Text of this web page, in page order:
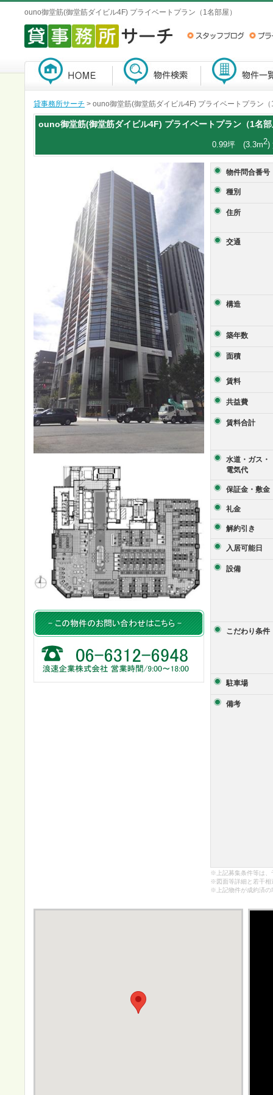
ouno御堂筋(御堂筋ダイビル4F) プライベートプラン（1名部屋）
貸事務所サーチ > ouno御堂筋(御堂筋ダイビル4F) プライベートプラン
ouno御堂筋(御堂筋ダイビル4F) プライベートプラン（1名
0.99坪 (3.3m2)
物件問合番号
種別
住所
交通
構造
築年数
面積
賃料
共益費
賃料合計
水道・ガス・
電気代
保証金・敷金
礼金
解約引き
入居可能日
設備
こだわり条件
駐車場
備考
※上記募集条件等は、
※図面等詳細と若干相
※上記物件が成約済の